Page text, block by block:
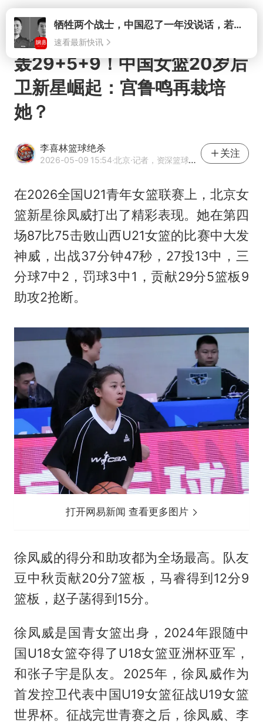
打开
轰29+5+9！中国女篮20岁后
卫新星崛起：宫鲁鸣再栽培
她？
李喜林篮球绝杀
2026-05-09 15:54·北京·记者，资深篮球媒体人
关注
在2026全国U21青年女篮联赛上，北京女
篮新星徐凤威打出了精彩表现。她在第四
场87比75击败山西U21女篮的比赛中大发
神威，出战37分钟47秒，27投13中，三
分球7中2，罚球3中1，贡献29分5篮板9
助攻2抢断。
打开网易新闻 查看更多图片
徐凤威的得分和助攻都为全场最高。队友
豆中秋贡献20分7篮板，马睿得到12分9
篮板，赵子菡得到15分。
徐凤威是国青女篮出身，2024年跟随中
国U18女篮夺得了U18女篮亚洲杯亚军，
和张子宇是队友。2025年，徐凤威作为
首发控卫代表中国U19女篮征战U19女篮
世界杯。征战完世青赛之后，徐凤威、李